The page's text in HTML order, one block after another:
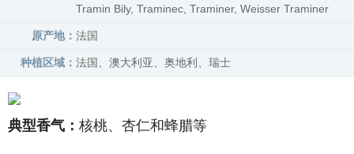
Tramin Bily, Traminec, Traminer, Weisser Traminer
原产地： 法国
种植区域： 法国、澳大利亚、奥地利、瑞士
典型香气： 核桃、杏仁和蜂腊等